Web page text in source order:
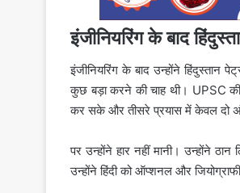
इंजीनियरिंग के बाद
इंजीनियरिंग के बाद उन्होंने
कुछ बड़ा करने की चाह थी। UPSC की
कर सके और तीसरे प्रयास में केवल दो
पर उन्होंने हार नहीं मानी। उन्होंने
उन्होंने हिंदी को ऑप्शनल और